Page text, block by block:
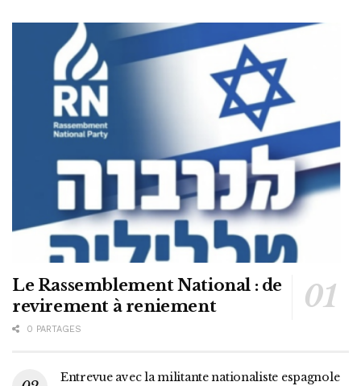
Le Rassemblement National : de
revirement à reniement
0 PARTAGES
Entrevue avec la militante nationaliste espagnole